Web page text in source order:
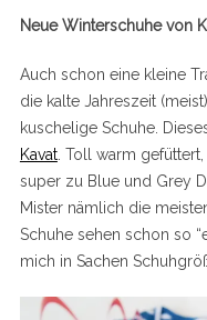
Neue Winterschuhe von
Auch schon eine kleine
die kalte Jahreszeit
kuschelige Schuhe.
Kavat. Toll warm
super zu Blue und Grey
Mister nämlich die
Schuhe sehen schon so
mich in Sachen